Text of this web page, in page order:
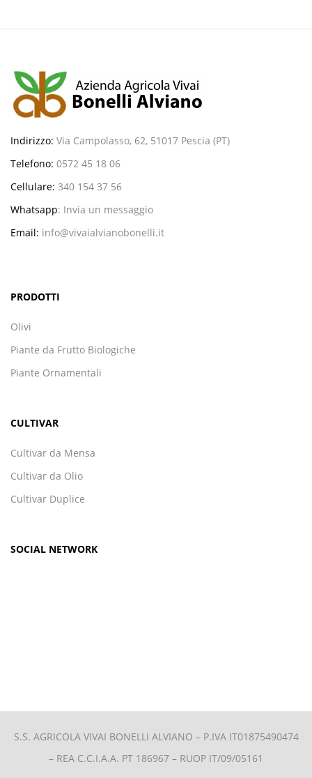
Indirizzo: Via Campolasso, 62, 51017 Pescia (PT)
Telefono: 0572 45 18 06
Cellulare: 340 154 37 56
Whatsapp: Invia un messaggio
Email: info@vivaialvianobonelli.it
PRODOTTI
Olivi
Piante da Frutto Biologiche
Piante Ornamentali
CULTIVAR
Cultivar da Mensa
Cultivar da Olio
Cultivar Duplice
SOCIAL NETWORK
S.S. AGRICOLA VIVAI BONELLI ALVIANO – P.IVA IT01875490474
– REA C.C.I.A.A. PT 186967 – RUOP IT/09/05161